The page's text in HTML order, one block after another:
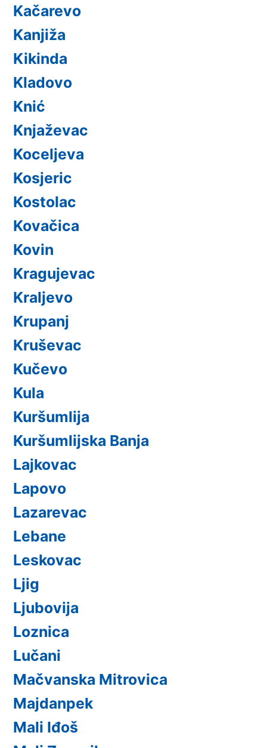
Kačarevo
Kanjiža
Kikinda
Kladovo
Knić
Knjaževac
Koceljeva
Kosjeric
Kostolac
Kovačica
Kovin
Kragujevac
Kraljevo
Krupanj
Kruševac
Kučevo
Kula
Kuršumlija
Kuršumlijska Banja
Lajkovac
Lapovo
Lazarevac
Lebane
Leskovac
Ljig
Ljubovija
Loznica
Lučani
Mačvanska Mitrovica
Majdanpek
Mali Iđoš